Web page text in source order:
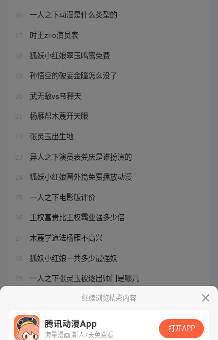
16 一人之下动漫是什么类型的
17 时王zi-o演员表
18 狐妖小红娘翠玉鸣鸾免费
19 孙悟空的破妄金瞳怎么没了
20 武无敌vs帝释天
21 杨雁帮木蔑开天眼
22 张灵玉出生地
23 异人之下演员表龚庆是谁扮演的
24 狐妖小红娘圈外篇免费播放动漫
25 一人之下电影版评价
26 王权富贵比王权霸业强多少倍
27 木蔑学道法杨雁不高兴
28 狐妖小红娘一共多少最强妖
29 一人之下张灵玉被逐出师门是哪几
西游战记3三界浩劫手机版
继续浏览精彩内容
腾讯动漫App
海量漫画 新人7天免费看
打开APP